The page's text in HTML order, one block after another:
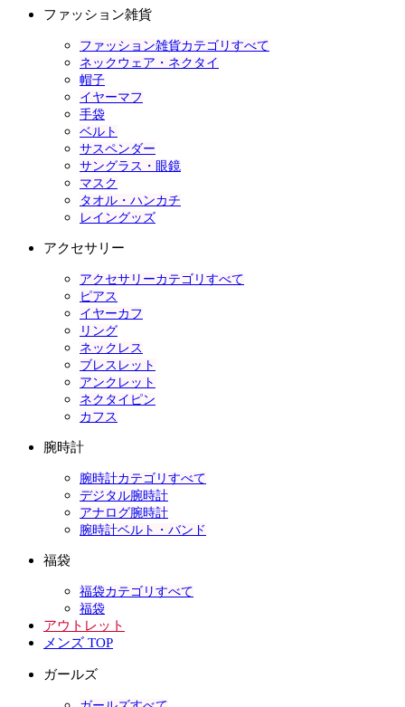
ファッション雑貨
ファッション雑貨カテゴリすべて
ネックウェア・ネクタイ
帽子
イヤーマフ
手袋
ベルト
サスペンダー
サングラス・眼鏡
マスク
タオル・ハンカチ
レイングッズ
アクセサリー
アクセサリーカテゴリすべて
ピアス
イヤーカフ
リング
ネックレス
ブレスレット
アンクレット
ネクタイピン
カフス
腕時計
腕時計カテゴリすべて
デジタル腕時計
アナログ腕時計
腕時計ベルト・バンド
福袋
福袋カテゴリすべて
福袋
アウトレット
メンズ TOP
ガールズ